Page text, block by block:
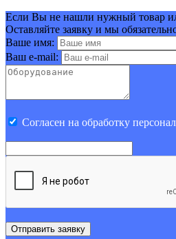
Если Вы не нашли нужный товар
Оставляйте заявку и мы
Ваше имя:
Ваш e-mail:
Cогласен на обработку
Отправить заявку